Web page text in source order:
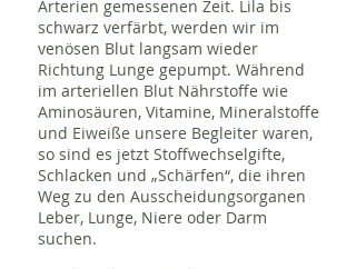
Arterien gemessenen Zeit. Lila bis
schwarz verfärbt, werden wir im
venösen Blut langsam wieder
Richtung Lunge gepumpt. Während
im arteriellen Blut Nährstoffe wie
Aminosäuren, Vitamine, Mineralstoffe
und Eiweiße unsere Begleiter waren,
so sind es jetzt Stoffwechselgifte,
Schlacken und „Schärfen“, die ihren
Weg zu den Ausscheidungsorganen
Leber, Lunge, Niere oder Darm
suchen.